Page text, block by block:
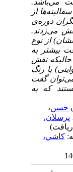
می‌باشد.
از
دوره‌ی
می‌زدند.
از نوع
بیشتر به
نقش
با رنگ
گفت
که به
حسن،
كاشي،